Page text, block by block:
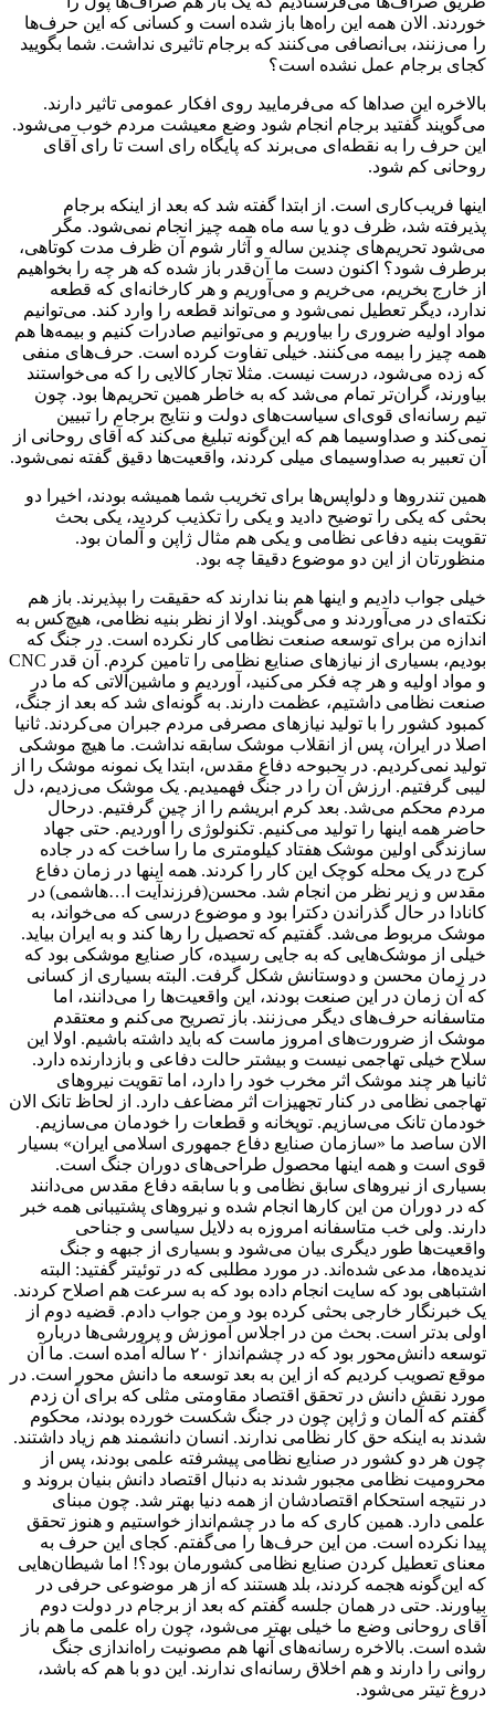
خوردند. الان همه‌ این راه‌ها باز شده است و کسانی که این حرف‌ها
را می‌زنند، بی‌انصافی می‌کنند که برجام تاثیری نداشت. شما بگویید
کجای برجام عمل نشده است؟
بالاخره این صداها که می‌فرمایید روی افکار عمومی تاثیر دارند.
می‌گویند گفتید برجام انجام شود وضع معیشت مردم خوب می‌شود.
این حرف را به نقطه‌ای می‌برند که پایگاه رای است تا رای آقای
روحانی کم شود.
اینها فریب‌کاری است. از ابتدا گفته شد که بعد از اینکه برجام
پذیرفته شد، ظرف دو یا سه ماه همه چیز انجام نمی‌شود. مگر
می‌شود تحریم‌های چندین ساله و آثار شوم آن ظرف مدت کوتاهی،
برطرف شود؟ اکنون دست ما آن‌قدر باز شده که هر چه را بخواهیم
از خارج بخریم، می‌خریم و می‌آوریم و هر کارخانه‌ای که قطعه
ندارد، دیگر تعطیل نمی‌شود و می‌تواند قطعه را وارد کند. می‌توانیم
مواد اولیه ضروری را بیاوریم و می‌توانیم صادرات کنیم و بیمه‌ها هم
همه چیز را بیمه می‌کنند. خیلی تفاوت کرده است. حرف‌های منفی
که زده می‌شود، درست نیست. مثلا تجار کالایی را که می‌خواستند
بیاورند، گران‌تر تمام می‌شد که به خاطر همین تحریم‌ها بود. چون
تیم رسانه‌ای قوی‌ای سیاست‌های دولت و نتایج برجام را تبیین
نمی‌کند و صداوسیما هم که این‌گونه تبلیغ می‌کند که آقای روحانی از
آن تعبیر به صداوسیمای میلی کردند، واقعیت‌ها دقیق گفته نمی‌شود.
همین تندروها و دلواپس‌ها برای تخریب شما همیشه بودند، اخیرا دو
بحثی که یکی را توضیح دادید و یکی را تکذیب کردید، یکی بحث
تقویت بنیه‌ دفاعی نظامی و یکی هم مثال ژاپن و آلمان بود.
منظورتان از این دو موضوع دقیقا چه بود.
خیلی جواب دادیم و اینها هم بنا ندارند که حقیقت را بپذیرند. باز هم
نکته‌ای در می‌آوردند و می‌گویند. اولا از نظر بنیه‌ نظامی، هیچ‌کس به
اندازه‌ من برای توسعه‌ صنعت نظامی کار نکرده است. در جنگ که
بودیم، بسیاری از نیازهای صنایع نظامی‌ را تامین کردم. آن قدر CNC
و مواد اولیه و هر چه فکر می‌کنید، آوردیم و ماشین‌آلاتی که ما در
صنعت نظامی داشتیم، عظمت دارند. به گونه‌ای شد که بعد از جنگ،
کمبود کشور را با تولید نیازهای مصرفی مردم جبران می‌کردند. ثانیا
اصلا در ایران، پس از انقلاب موشک سابقه نداشت. ما هیچ موشکی
تولید نمی‌کردیم. در بحبوحه دفاع مقدس، ابتدا یک نمونه موشک را از
لیبی گرفتیم. ارزش آن را در جنگ فهمیدیم. یک موشک می‌زدیم، دل
مردم محکم می‌شد. بعد کرم ابریشم را از چین گرفتیم. درحال
حاضر همه‌ اینها را تولید می‌کنیم. تکنولوژی را ‌آوردیم. حتی جهاد
سازندگی اولین موشک هفتاد کیلومتری ما را ساخت که در جاده
کرج در یک محله کوچک این کار را کردند. همه‌ اینها در زمان دفاع
مقدس و زیر نظر من انجام شد. محسن(فرزندآیت ا…هاشمی) در
کانادا در حال گذراندن دکترا بود و موضوع درسی که می‌خواند، به
موشک مربوط می‌شد. گفتیم که تحصیل را رها کند و به ایران بیاید.
خیلی از موشک‌هایی که به جایی رسیده، کار صنایع موشکی بود که
در زمان محسن و دوستانش شکل گرفت. البته بسیاری از کسانی
که آن زمان در این صنعت بودند، این واقعیت‌ها را می‌دانند، اما
متاسفانه حرف‌های دیگر می‌زنند. باز تصریح می‌کنم و معتقدم
موشک از ضرورت‌های امروز ماست که باید داشته باشیم. اولا این
سلاح خیلی تهاجمی نیست و بیشتر حالت دفاعی و بازدارنده دارد.
ثانیا هر چند موشک اثر مخرب خود را دارد، اما تقویت نیروهای
تهاجمی نظامی در کنار تجهیزات اثر مضاعف دارد. از لحاظ تانک الان
خودمان تانک می‌سازیم. توپخانه و قطعات را خودمان می‌سازیم.
الان ساصد ما «سازمان صنایع دفاع جمهوری اسلامی ایران» بسیار
قوی است و همه‌ اینها محصول طراحی‌های دوران جنگ است.
بسیاری از نیروهای سابق نظامی و با سابقه دفاع مقدس می‌دانند
که در دوران من این کارها انجام شده و نیروهای پشتیبانی همه خبر
دارند. ولی خب متاسفانه امروزه به دلایل سیاسی و جناحی
واقعیت‌ها طور دیگری بیان می‌شود و بسیاری از جبهه و جنگ
ندیده‌ها، مدعی شده‌اند. در مورد مطلبی که در توئیتر گفتید: البته
اشتباهی بود که سایت انجام داده بود که به سرعت هم اصلاح کردند.
یک خبرنگار خارجی بحثی کرده بود و من جواب دادم. قضیه‌ دوم از
اولی بدتر است. بحث من در اجلاس آموزش و پرورشی‌ها درباره
توسعه دانش‌محور بود که در چشم‌انداز ۲۰ ساله آمده است. ما آن
موقع تصویب کردیم که از این به بعد توسعه ما دانش محور است. در
مورد نقش دانش در تحقق اقتصاد مقاومتی مثلی که برای آن زدم
گفتم که آلمان و ژاپن چون در جنگ شکست خورده بودند، محکوم
شدند به اینکه حق کار نظامی ندارند. انسان دانشمند هم زیاد داشتند.
چون هر دو کشور در صنایع نظامی پیشرفته علمی بودند، پس از
محرومیت نظامی مجبور شدند به دنبال اقتصاد دانش بنیان بروند و
در نتیجه استحکام اقتصادشان از همه دنیا بهتر شد. چون مبنای
علمی دارد. همین کاری که ما در چشم‌انداز خواستیم و هنوز تحقق
پیدا نکرده است. من این حرف‌ها را می‌گفتم. کجای این حرف به
معنای تعطیل کردن صنایع نظامی کشورمان بود؟! اما شیطان‌هایی
که این‌گونه هجمه کردند، بلد هستند که از هر موضوعی حرفی در
بیاورند. حتی در همان جلسه گفتم که بعد از برجام در دولت دوم
آقای روحانی وضع ما خیلی بهتر می‌شود، چون راه علمی ما هم باز
شده است. بالاخره رسانه‌‌های آنها هم مصونیت راه‌اندازی جنگ
روانی را دارند و هم اخلاق رسانه‌ای ندارند. این دو با هم که باشد،
دروغ تیتر می‌شود.